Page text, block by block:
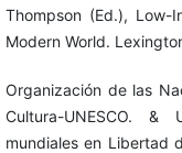
Thompson (Ed.),
Modern World.
Organización de las
Cultura-UNESCO. &
mundiales en Libertad